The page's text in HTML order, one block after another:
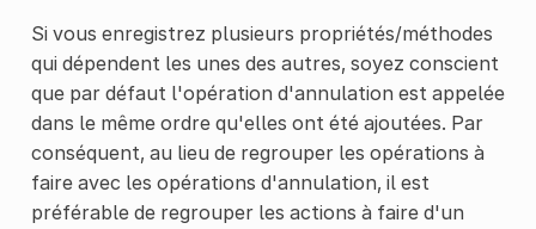
Si vous enregistrez plusieurs propriétés/méthodes
qui dépendent les unes des autres, soyez conscient
que par défaut l'opération d'annulation est appelée
dans le même ordre qu'elles ont été ajoutées. Par
conséquent, au lieu de regrouper les opérations à
faire avec les opérations d'annulation, il est
préférable de regrouper les actions à faire d'un